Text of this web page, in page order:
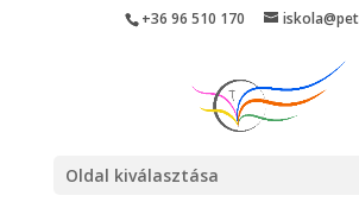
+36 96 510 170
Oldal kiválasztása